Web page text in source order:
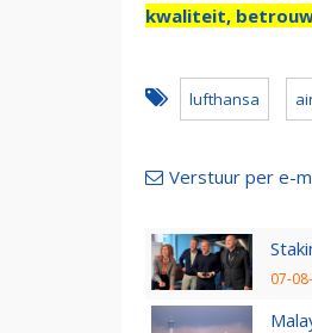
kwaliteit,
lufthansa
Verstuur per e-
07-